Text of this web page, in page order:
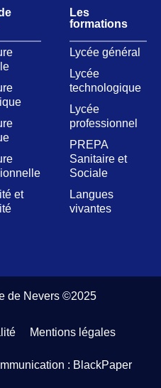
et
Les
formations
Lycée général
Lycée
technologique
Lycée
professionnel
PREPA
Sanitaire et
Sociale
Langues
vivantes
de Nevers ©2025
Mentions légales
: BlackPaper